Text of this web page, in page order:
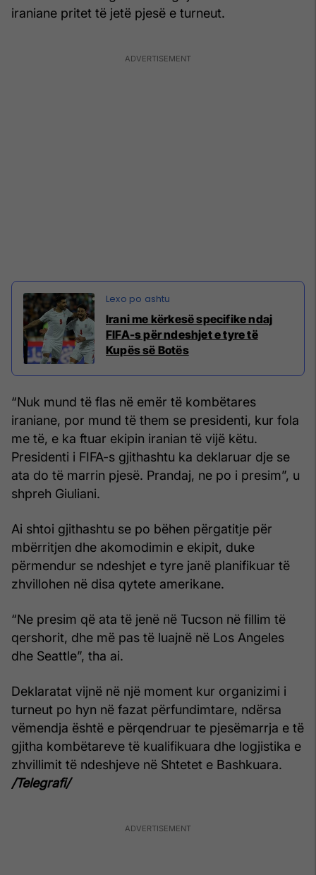
iraniane pritet të jetë pjesë e turneut.
Irani me kërkesë specifike ndaj
FIFA-s për ndeshjet e tyre të
Kupës së Botës
“Nuk mund të flas në emër të kombëtares
iraniane, por mund të them se presidenti, kur fola
me të, e ka ftuar ekipin iranian të vijë këtu.
Presidenti i FIFA-s gjithashtu ka deklaruar dje se
ata do të marrin pjesë. Prandaj, ne po i presim”, u
shpreh Giuliani.
Ai shtoi gjithashtu se po bëhen përgatitje për
mbërritjen dhe akomodimin e ekipit, duke
përmendur se ndeshjet e tyre janë planifikuar të
zhvillohen në disa qytete amerikane.
“Ne presim që ata të jenë në Tucson në fillim të
qershorit, dhe më pas të luajnë në Los Angeles
dhe Seattle”, tha ai.
Deklaratat vijnë në një moment kur organizimi i
turneut po hyn në fazat përfundimtare, ndërsa
vëmendja është e përqendruar te pjesëmarrja e të
gjitha kombëtareve të kualifikuara dhe logjistika e
zhvillimit të ndeshjeve në Shtetet e Bashkuara.
/Telegrafi/